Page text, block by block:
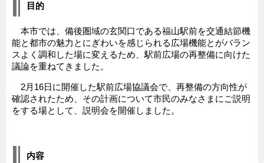
目的
本市では、備後圏域の玄関口である福山駅前を交通結節機
能と都市の魅力とにぎわいを感じられる広場機能とがバラン
スよく調和した場に変えるため、駅前広場の再整備に向けた
議論を重ねてきました。
2月16日に開催した駅前広場協議会で、再整備の方向性が
確認されたため、その計画について市民のみなさまにご説明
をする場として、説明会を開催しました。
内容